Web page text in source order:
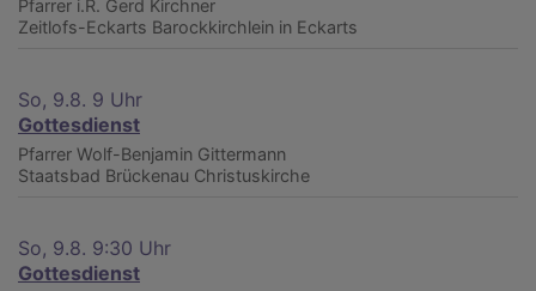
Pfarrer i.R. Gerd Kirchner
Zeitlofs-Eckarts Barockkirchlein in Eckarts
So, 9.8. 9 Uhr
Gottesdienst
Pfarrer Wolf-Benjamin Gittermann
Staatsbad Brückenau Christuskirche
So, 9.8. 9:30 Uhr
Gottesdienst